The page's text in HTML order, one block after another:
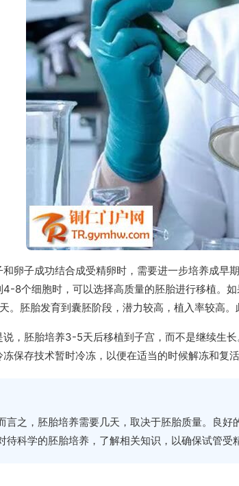
和卵子成功结合成受精卵时，需要进一步培养成早
4-8个细胞时，可以选择高质量的胚胎进行移植。
。胚胎发育到囊胚阶段，潜力较高，植入率较高。
说，胚胎培养3-5天后移植到子宫，而不是继续生
冻保存技术暂时冷冻，以便在适当的时候解冻和复
言之，胚胎培养需要几天，取决于胚胎质量。良
待科学的胚胎培养，了解相关知识，以确保试管受